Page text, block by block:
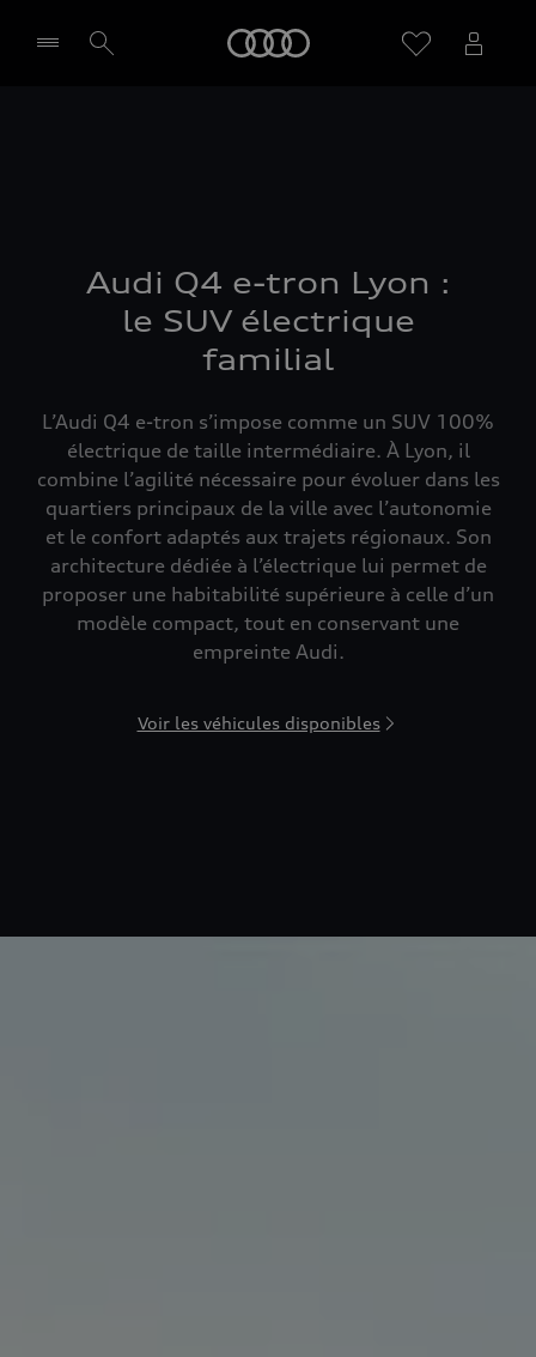
Audi Q4 e-tron Lyon :
le SUV électrique
familial
L’Audi Q4 e-tron s’impose comme un SUV 100%
électrique de taille intermédiaire. À Lyon, il
combine l’agilité nécessaire pour évoluer dans les
quartiers principaux de la ville avec l’autonomie
et le confort adaptés aux trajets régionaux. Son
architecture dédiée à l’électrique lui permet de
proposer une habitabilité supérieure à celle d’un
modèle compact, tout en conservant une
empreinte Audi.
Voir les véhicules disponibles